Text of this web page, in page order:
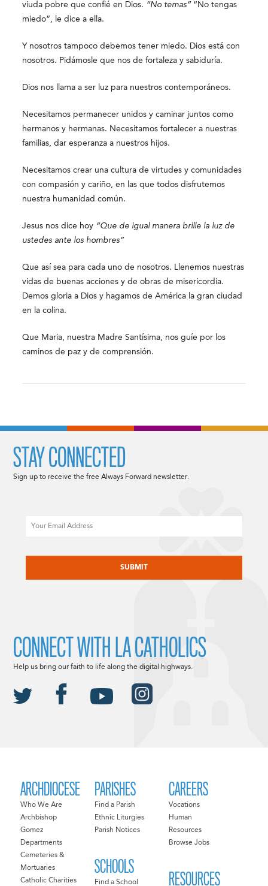
viuda pobre que confié en Dios. “No temas” “No tengas
miedo”, le dice a ella.
Y nosotros tampoco debemos tener miedo. Dios está con
nosotros. Pidámosle que nos de fortaleza y sabiduría.
Dios nos llama a ser luz para nuestros contemporáneos.
Necesitamos permanecer unidos y caminar juntos como
hermanos y hermanas. Necesitamos fortalecer a nuestras
familias, dar esperanza a nuestros hijos.
Necesitamos crear una cultura de virtudes y comunidades
con compasión y cariño, en las que todos disfrutemos
nuestra humanidad común.
Jesus nos dice hoy “Que de igual manera brille la luz de
ustedes ante los hombres”
Que así sea para cada uno de nosotros. Llenemos nuestras
vidas de buenas acciones y de obras de misericordia.
Demos gloria a Dios y hagamos de América la gran ciudad
en la colina.
Que Maria, nuestra Madre Santísima, nos guíe por los
caminos de paz y de comprensión.
ARCHDIOCESE
Who We Are
Archbishop
Gomez
Departments
Cemeteries &
Mortuaries
Catholic Charities
PARISHES
Find a Parish
Ethnic Liturgies
Parish Notices
SCHOOLS
Find a School
CAREERS
Vocations
Human
Resources
Browse Jobs
RESOURCES
STAY CONNECTED
Sign up to receive the free Always Forward newsletter.
CONNECT WITH LA CATHOLICS
Help us bring our faith to life along the digital highways.